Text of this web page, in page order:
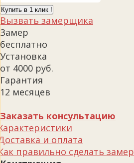
Купить в 1 клик !
Вызвать замерщика
Замер
бесплатно
Установка
от 4000 руб.
Гарантия
12 месяцев
Заказать консультацию
и оплата
правильно сделать замер